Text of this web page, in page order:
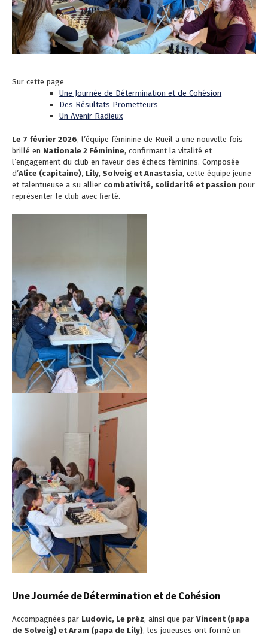
Sur cette page
Une Journée de Détermination et de Cohésion
Des Résultats Prometteurs
Un Avenir Radieux
Le 7 février 2026, l’équipe féminine de Rueil a une nouvelle fois
brillé en Nationale 2 Féminine, confirmant la vitalité et
l’engagement du club en faveur des échecs féminins. Composée
d’Alice (capitaine), Lily, Solveig et Anastasia, cette équipe jeune
et talentueuse a su allier combativité, solidarité et passion pour
représenter le club avec fierté.
Une Journée de Détermination et de Cohésion
Accompagnées par Ludovic, Le préz, ainsi que par Vincent (papa
de Solveig) et Aram (papa de Lily), les joueuses ont formé un